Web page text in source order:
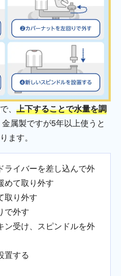
、 上下することで水量を調
属製ですが5年以上使うと
ます。
ライバーを差し込んで外
めて取り外す
取り外す
で外す
ン受け、スピンドルを外
置する